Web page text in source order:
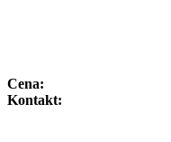
Cena:
Kontakt: